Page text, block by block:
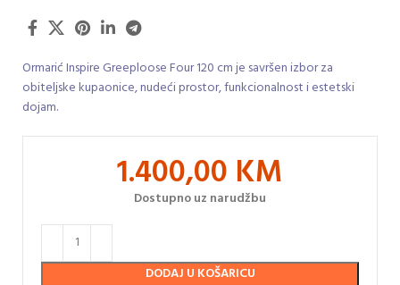
Ormarić Inspire Greeploose Four 120 cm je savršen izbor za
obiteljske kupaonice, nudeći prostor, funkcionalnost i estetski
dojam.
1.400,00 KM
Dostupno uz narudžbu
DODAJ U KOŠARICU